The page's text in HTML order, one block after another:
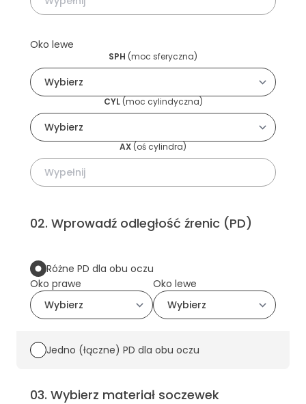
Oko lewe
SPH (moc sferyczna)
CYL(moc cylindyczna)
AX (oś cylindra)
02. Wprowadź odległość źrenic (PD)
Różne PD dla obu oczu
Oko prawe
Oko lewe
Jedno (łączne) PD dla obu oczu
03. Wybierz materiał soczewek